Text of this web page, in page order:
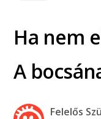
Ha nem
A
Felelős